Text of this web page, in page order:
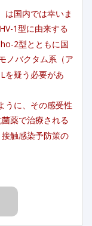
は国内では幸いま
1型に由来する
2型とともに国
ノバクタム系（ア
を疑う必要があ
うに、その感受性
薬で治療される
触感染予防策の